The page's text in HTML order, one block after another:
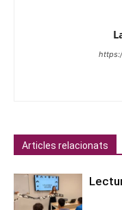
Articles relacionats